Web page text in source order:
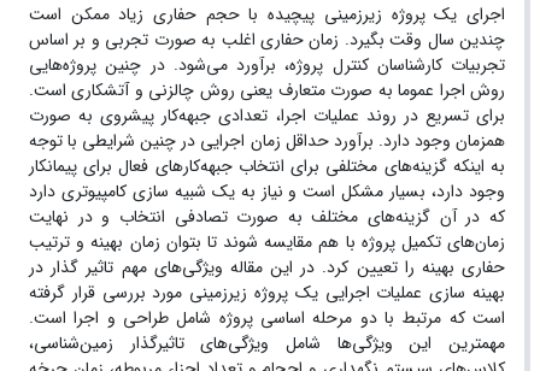
اجرای یک پروژه زیرزمینی پیچیده با حجم حفاری زیاد ممکن است
چندین سال وقت بگیرد. زمان حفاری اغلب به صورت تجربی و بر اساس
تجربیات کارشناسان کنترل پروژه، برآورد می‌شود. در چنین پروژه‌هایی
روش اجرا عموما به صورت متعارف یعنی روش چالزنی و آتشکاری است.
برای تسریع در روند عملیات اجرا، تعدادی جبهه‌کار پیشروی به صورت
همزمان وجود دارد. برآورد حداقل زمان اجرایی در چنین شرایطی با توجه
به اینکه گزینه‌های مختلفی برای انتخاب جبهه‌کارهای فعال برای پیمانکار
وجود دارد، بسیار مشکل است و نیاز به یک شبیه سازی کامپیوتری دارد
که در آن گزینه‌های مختلف به صورت تصادفی انتخاب و در نهایت
زمان‌های تکمیل پروژه با هم مقایسه شوند تا بتوان زمان بهینه و ترتیب
حفاری بهینه را تعیین کرد. در این مقاله ویژگی‌های مهم تاثیر گذار در
بهینه سازی عملیات اجرایی یک پروژه زیرزمینی مورد بررسی قرار گرفته
است که مرتبط با دو مرحله اساسی پروژه شامل طراحی و اجرا است.
مهمترین این ویژگی‌ها شامل ویژگی‌های تاثیرگذار زمین‌شناسی،